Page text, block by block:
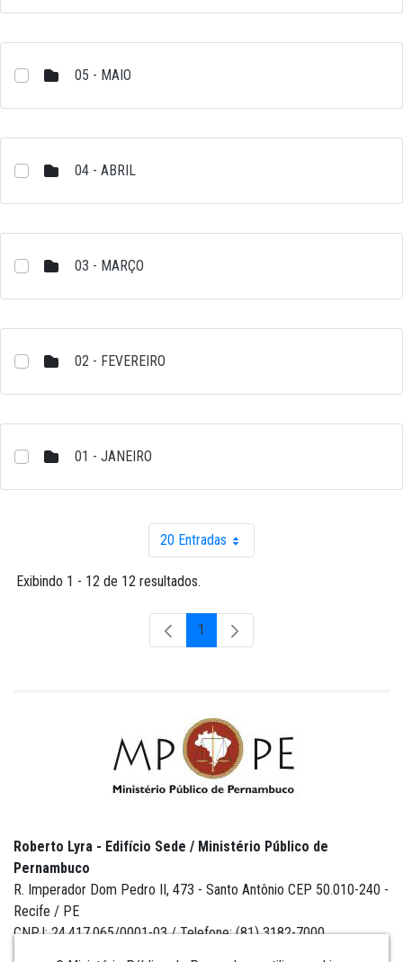
05 - MAIO
04 - ABRIL
03 - MARÇO
02 - FEVEREIRO
01 - JANEIRO
20 EntradasPor página
Exibindo 1 - 12 de 12 resultados.
Página
1
Roberto Lyra - Edifício Sede / Ministério Público de
Pernambuco
R. Imperador Dom Pedro II, 473 - Santo Antônio CEP 50.010-240 -
Recife / PE
CNPJ: 24.417.065/0001-03 / Telefone: (81) 3182-7000